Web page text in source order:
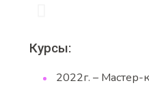
Курсы:
2022г. – Мастер-